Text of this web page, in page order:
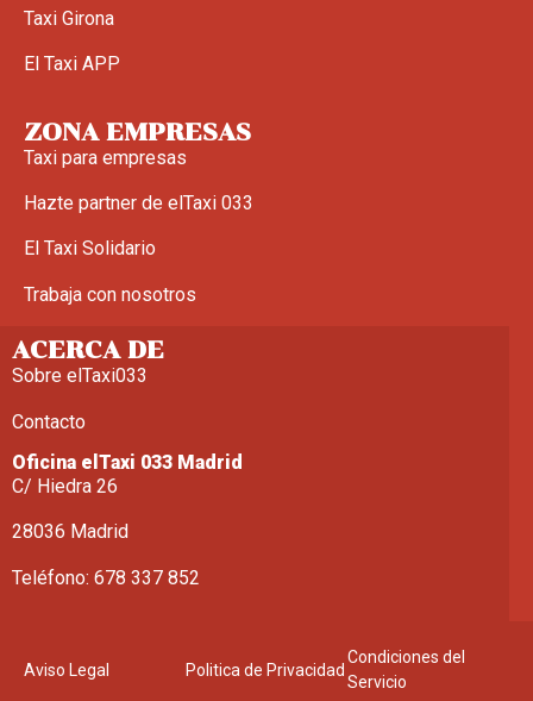
Taxi Girona
El Taxi APP
ZONA EMPRESAS
Taxi para empresas
Hazte partner de elTaxi 033
El Taxi Solidario
Trabaja con nosotros
ACERCA DE
Sobre elTaxi033
Contacto
Oficina elTaxi 033 Madrid
C/ Hiedra 26
28036 Madrid
Teléfono: 678 337 852
Aviso Legal Politica de Privacidad
Condiciones del
Servicio